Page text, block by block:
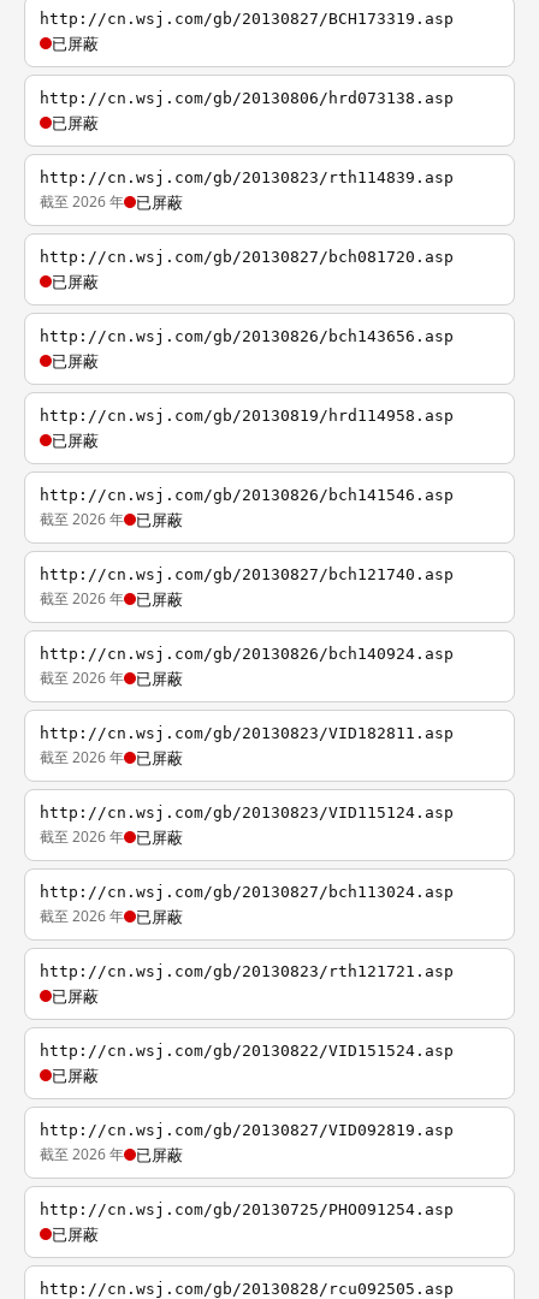
http://cn.wsj.com/gb/20130827/BCH173319.asp
已屏蔽
http://cn.wsj.com/gb/20130806/hrd073138.asp
已屏蔽
http://cn.wsj.com/gb/20130823/rth114839.asp
截至 2026 年 已屏蔽
http://cn.wsj.com/gb/20130827/bch081720.asp
已屏蔽
http://cn.wsj.com/gb/20130826/bch143656.asp
已屏蔽
http://cn.wsj.com/gb/20130819/hrd114958.asp
已屏蔽
http://cn.wsj.com/gb/20130826/bch141546.asp
截至 2026 年 已屏蔽
http://cn.wsj.com/gb/20130827/bch121740.asp
截至 2026 年 已屏蔽
http://cn.wsj.com/gb/20130826/bch140924.asp
截至 2026 年 已屏蔽
http://cn.wsj.com/gb/20130823/VID182811.asp
截至 2026 年 已屏蔽
http://cn.wsj.com/gb/20130823/VID115124.asp
截至 2026 年 已屏蔽
http://cn.wsj.com/gb/20130827/bch113024.asp
截至 2026 年 已屏蔽
http://cn.wsj.com/gb/20130823/rth121721.asp
已屏蔽
http://cn.wsj.com/gb/20130822/VID151524.asp
已屏蔽
http://cn.wsj.com/gb/20130827/VID092819.asp
截至 2026 年 已屏蔽
http://cn.wsj.com/gb/20130725/PHO091254.asp
已屏蔽
http://cn.wsj.com/gb/20130828/rcu092505.asp